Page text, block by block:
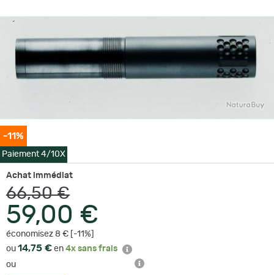
-11%
Paiement 4/10X
Achat immédiat
66,50 €
59,00 €
économisez 8 € [-11%]
ou 14,75 € en 4x sans frais
ou